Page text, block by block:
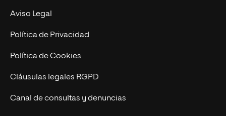
Experto Universitario
Postgrados
Cursos Universitarios
Nuestro Equipo
Trabaja en UNIR
Actualidad
UNIR Revista
Eventos
Aviso Legal
Política de Privacidad
Política de Cookies
Cláusulas legales RGPD
Canal de consultas y denuncias